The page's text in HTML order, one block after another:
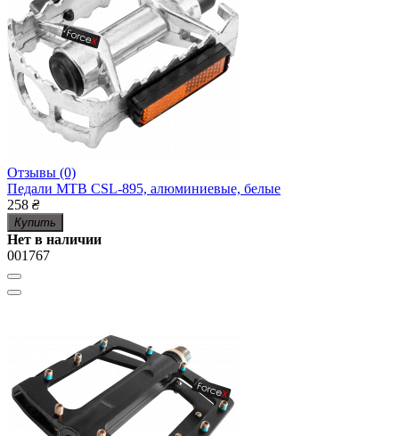
Отзывы (0)
Педали MTB CSL-895, алюминиевые, белые
258 ₴
Купить
Нет в наличии
001767